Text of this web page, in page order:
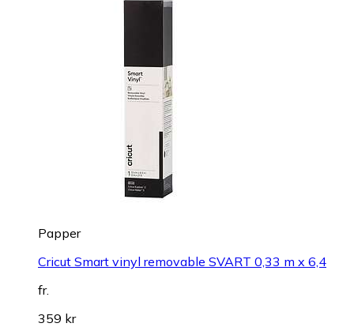
Papper
Cricut Smart vinyl removable SVART 0,33 m x 6,4
fr.
359 kr